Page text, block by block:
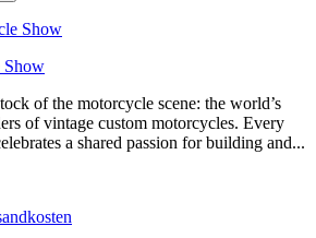
Show
of the motorcycle scene: the world’s
of vintage custom motorcycles. Every
a shared passion for building and...